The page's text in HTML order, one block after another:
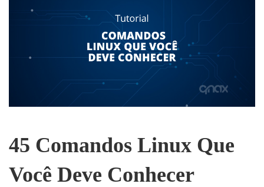
45 Comandos Linux Que
Você Deve Conhecer